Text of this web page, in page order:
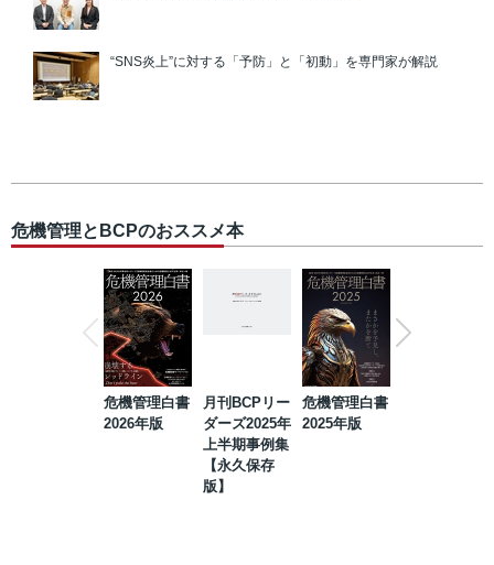
“SNS炎上”に対する「予防」と「初動」を専門家が解説
危機管理とBCPのおススメ本
危機管理白書
2026年版
月刊BCPリー
ダーズ2025年
上半期事例集
【永久保存
版】
危機管理白書
2025年版